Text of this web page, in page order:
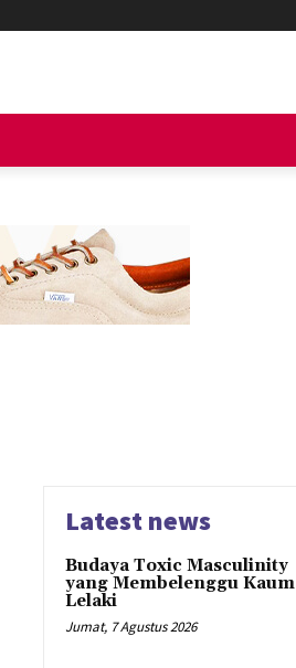
Latest news
Budaya Toxic Masculinity
yang Membelenggu Kaum
Lelaki
Jumat, 7 Agustus 2026